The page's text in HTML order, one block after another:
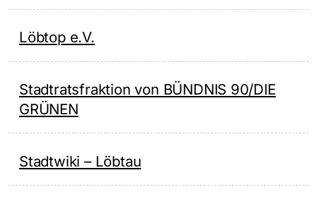
Löbtop e.V.
Stadtratsfraktion von BÜNDNIS 90/DIE
GRÜNEN
Stadtwiki – Löbtau